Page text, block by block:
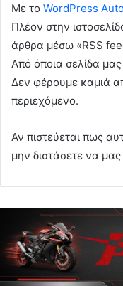
Με το WordPress
Πλέον στην
άρθρα μέσω «RSS
Από όποια σελίδα
Δεν φέρουμε καμιά
περιεχόμενο.
Αν πιστεύεται πως
μην διστάσετε να